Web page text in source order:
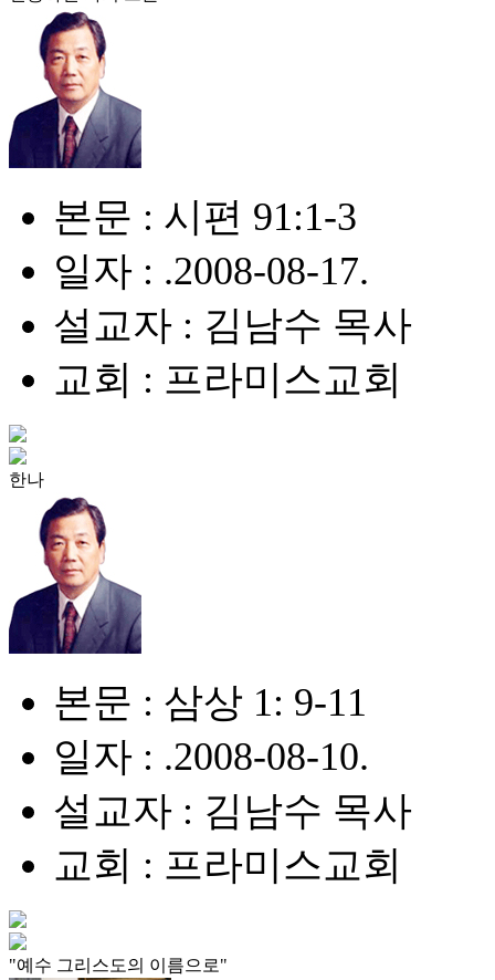
본문 : 시편 91:1-3
일자 : .2008-08-17.
설교자 : 김남수 목사
교회 : 프라미스교회
한나
본문 : 삼상 1: 9-11
일자 : .2008-08-10.
설교자 : 김남수 목사
교회 : 프라미스교회
"예수 그리스도의 이름으로"